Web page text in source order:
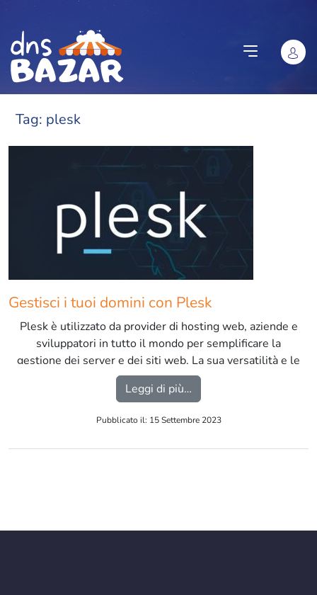
Vai al contenuto
Tag: plesk
Gestisci i tuoi domini con Plesk
Plesk è utilizzato da provider di hosting web, aziende e
sviluppatori in tutto il mondo per semplificare la
gestione dei server e dei siti web. La sua versatilità e le
numerose funzionalità lo rendono una scelta popolare
per coloro che desiderano un pannello di controllo
Leggi di più…
Pubblicato il: 15 Settembre 2023